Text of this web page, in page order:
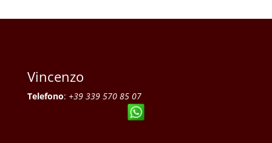
Vincenzo
Telefono: +39 339 570 85 07